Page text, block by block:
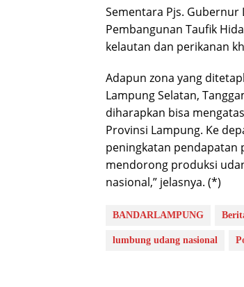
Sementara Pjs. Gubernur
Pembangunan Taufik
kelautan dan perikanan
Adapun zona yang
Lampung Selatan,
diharapkan bisa
Provinsi Lampung. Ke
peningkatan pendapatan
mendorong produksi
nasional,” jelasnya. (*)
BANDARLAMPUNG
lumbung udang nasional